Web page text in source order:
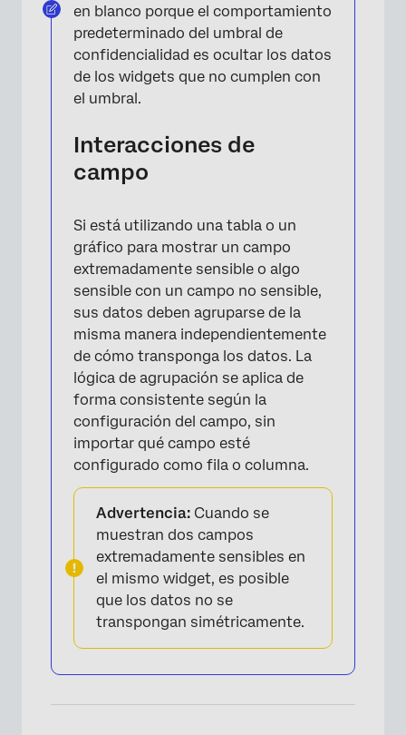
en blanco porque el comportamiento
predeterminado del umbral de
confidencialidad es ocultar los datos
de los widgets que no cumplen con
el umbral.
Interacciones de
campo
Si está utilizando una tabla o un
gráfico para mostrar un campo
extremadamente sensible o algo
sensible con un campo no sensible,
sus datos deben agruparse de la
misma manera independientemente
de cómo transponga los datos. La
lógica de agrupación se aplica de
forma consistente según la
configuración del campo, sin
importar qué campo esté
configurado como fila o columna.
Advertencia: Cuando se
muestran dos campos
extremadamente sensibles en
el mismo widget, es posible
que los datos no se
transpongan simétricamente.